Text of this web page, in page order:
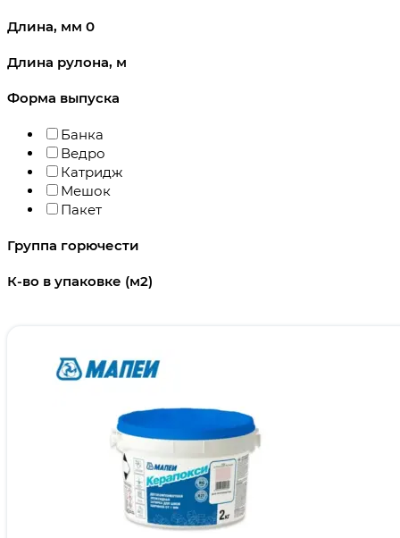
Длина, мм 0
Длина рулона, м
Форма выпуска
Банка
Ведро
Катридж
Мешок
Пакет
Группа горючести
К-во в упаковке (м2)